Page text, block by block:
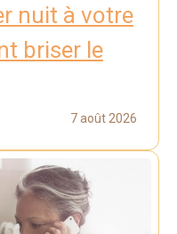
nuit à votre
briser le
7 août 2026